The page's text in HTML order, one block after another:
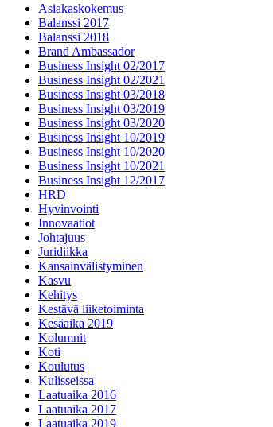
Asiakaskokemus
Balanssi 2017
Balanssi 2018
Brand Ambassador
Business Insight 02/2017
Business Insight 02/2021
Business Insight 03/2018
Business Insight 03/2019
Business Insight 03/2020
Business Insight 10/2019
Business Insight 10/2020
Business Insight 10/2021
Business Insight 12/2017
HRD
Hyvinvointi
Innovaatiot
Johtajuus
Juridiikka
Kansainvälistyminen
Kasvu
Kehitys
Kestävä liiketoiminta
Kesäaika 2019
Kolumnit
Koti
Koulutus
Kulisseissa
Laatuaika 2016
Laatuaika 2017
Laatuaika 2019